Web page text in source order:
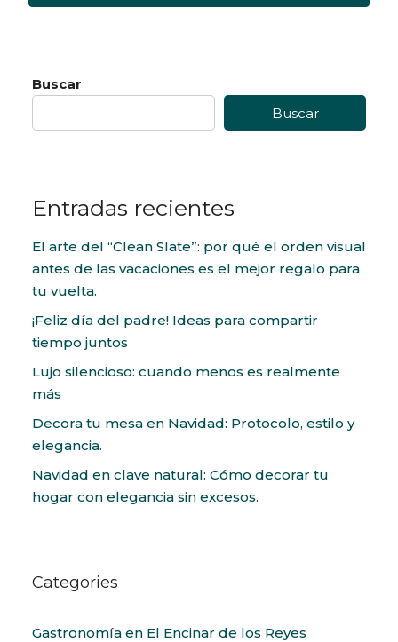
Buscar
Buscar
Entradas recientes
El arte del “Clean Slate”: por qué el orden visual
antes de las vacaciones es el mejor regalo para
tu vuelta.
¡Feliz día del padre! Ideas para compartir
tiempo juntos
Lujo silencioso: cuando menos es realmente
más
Decora tu mesa en Navidad: Protocolo, estilo y
elegancia.
Navidad en clave natural: Cómo decorar tu
hogar con elegancia sin excesos.
Categories
Gastronomía en El Encinar de los Reyes